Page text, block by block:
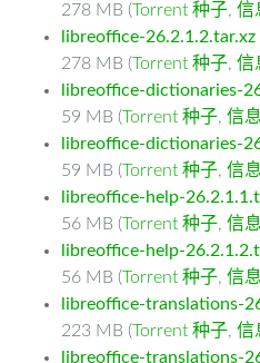
278 MB (Torrent 种子, 信
libreoffice-26.2.1.2.tar.xz
278 MB (Torrent 种子, 信
libreoffice-dictionaries-
59 MB (Torrent 种子, 信息
libreoffice-dictionaries-
59 MB (Torrent 种子, 信息
libreoffice-help-
56 MB (Torrent 种子, 信息
libreoffice-help-
56 MB (Torrent 种子, 信息
libreoffice-translations-
223 MB (Torrent 种子, 信
libreoffice-translations-